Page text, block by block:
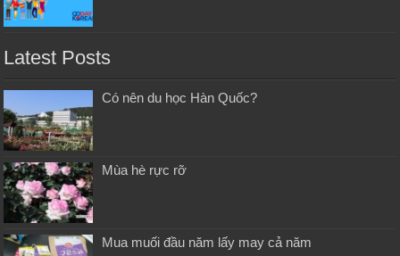
Latest Posts
Có nên du học Hàn Quốc?
Mùa hè rực rỡ
Mua muối đầu năm lấy may cả năm